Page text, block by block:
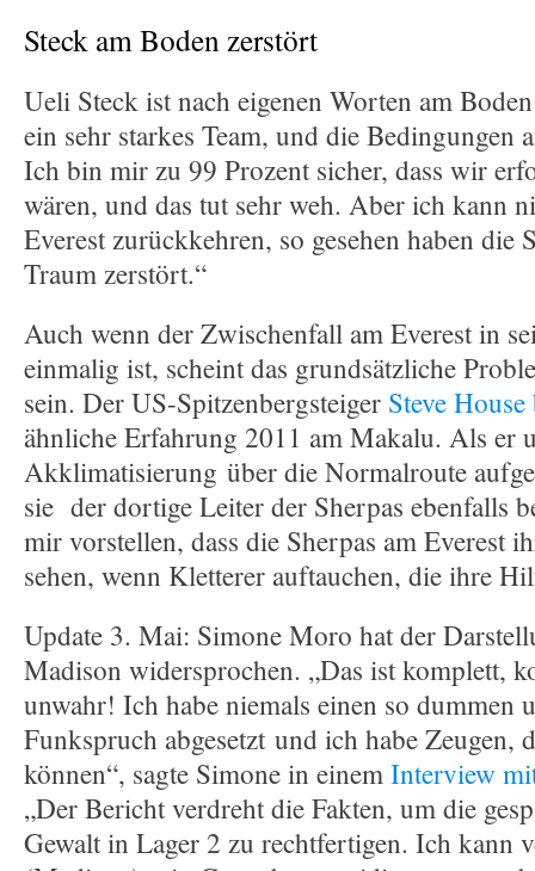
Steck am Boden zerstört
Ueli Steck ist nach eigenen Worten am
ein sehr starkes Team, und die Bedingungen
Ich bin mir zu 99 Prozent sicher, dass wir
wären, und das tut sehr weh. Aber ich kann
Everest zurückkehren, so gesehen haben die
Traum zerstört.“
Auch wenn der Zwischenfall am Everest in
einmalig ist, scheint das grundsätzliche
sein. Der US-Spitzenbergsteiger Steve
ähnliche Erfahrung 2011 am Makalu. Als er
Akklimatisierung über die Normalroute
sie der dortige Leiter der Sherpas ebenfalls
mir vorstellen, dass die Sherpas am Everest
sehen, wenn Kletterer auftauchen, die ihre
Update 3. Mai: Simone Moro hat der
Madison widersprochen. „Das ist komplett,
unwahr! Ich habe niemals einen so dummen
Funkspruch abgesetzt und ich habe Zeugen,
können“, sagte Simone in einemInterview
„Der Bericht verdreht die Fakten, um die
Gewalt in Lager 2 zu rechtfertigen. Ich kann